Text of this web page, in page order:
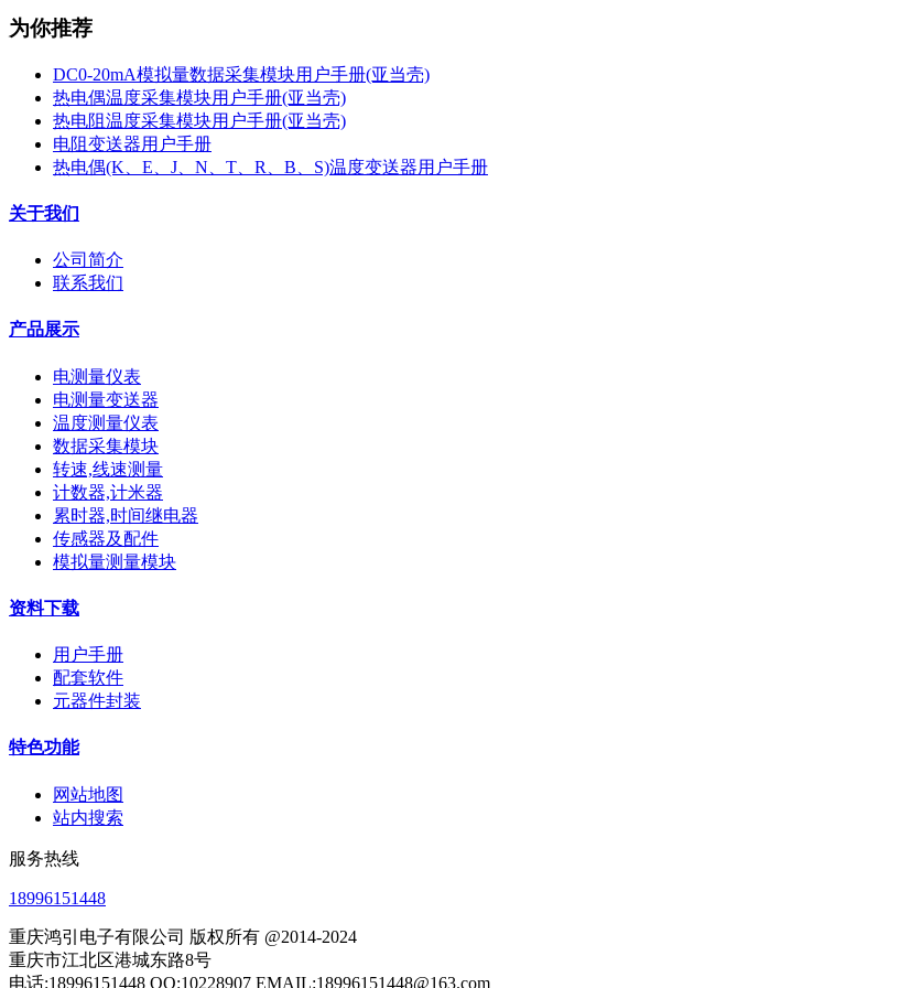
为你推荐
DC0-20mA模拟量数据采集模块用户手册(亚当壳)
热电偶温度采集模块用户手册(亚当壳)
热电阻温度采集模块用户手册(亚当壳)
电阻变送器用户手册
热电偶(K、E、J、N、T、R、B、S)温度变送器用户手册
关于我们
公司简介
联系我们
产品展示
电测量仪表
电测量变送器
温度测量仪表
数据采集模块
转速,线速测量
计数器,计米器
累时器,时间继电器
传感器及配件
模拟量测量模块
资料下载
用户手册
配套软件
元器件封装
特色功能
网站地图
站内搜索
服务热线
18996151448
重庆鸿引电子有限公司 版权所有 @2014-2024
重庆市江北区港城东路8号
电话:18996151448 QQ:10228907 EMAIL:18996151448@163.com